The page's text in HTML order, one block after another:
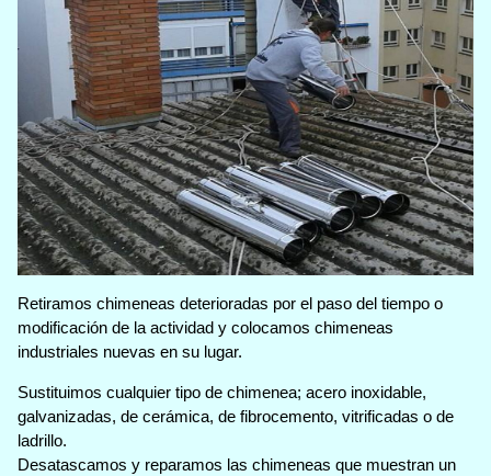
Retiramos chimeneas deterioradas por el paso del tiempo o
modificación de la actividad y colocamos chimeneas
industriales nuevas en su lugar.
Sustituimos cualquier tipo de chimenea; acero inoxidable,
galvanizadas, de cerámica, de fibrocemento, vitrificadas o de
ladrillo.
Desatascamos y reparamos las chimeneas que muestran un